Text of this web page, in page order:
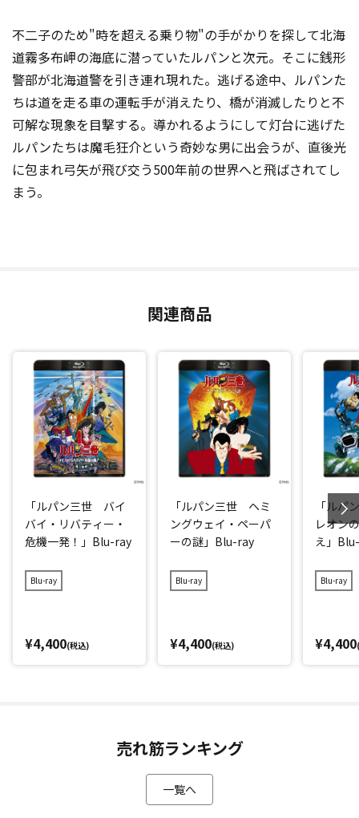
不二子のため"時を超える乗り物"の手がかりを探して北海
道霧多布岬の海底に潜っていたルパンと次元。そこに銭形
警部が北海道警を引き連れ現れた。逃げる途中、ルパンた
ちは道を走る車の運転手が消えたり、橋が消滅したりと不
可解な現象を目撃する。導かれるようにして灯台に逃げた
ルパンたちは魔毛狂介という奇妙な男に出会うが、直後光
に包まれ弓矢が飛び交う500年前の世界へと飛ばされてし
まう。
関連商品
「ルパン三世 バイ
バイ・リバティー・
危機一発！」Blu-ray
Blu-ray
¥4,400(税込)
「ルパン三世 ヘミ
ングウェイ・ペーパ
ーの謎」Blu-ray
Blu-ray
¥4,400(税込)
「ル
レオン
え」
Blu-ray
¥4,400
売れ筋ランキング
一覧へ